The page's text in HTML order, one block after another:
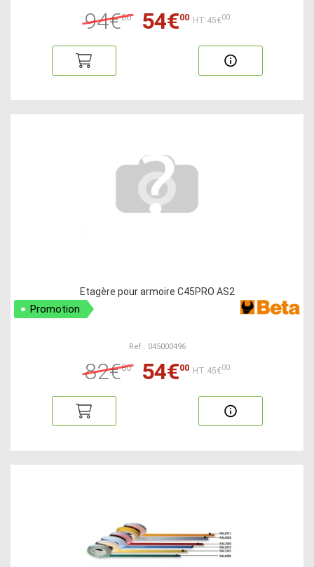
94€80 54€00 HT:45€00
Etagère pour armoire C45PRO AS2
Promotion
Ref : 045000496
82€80 54€00 HT:45€00